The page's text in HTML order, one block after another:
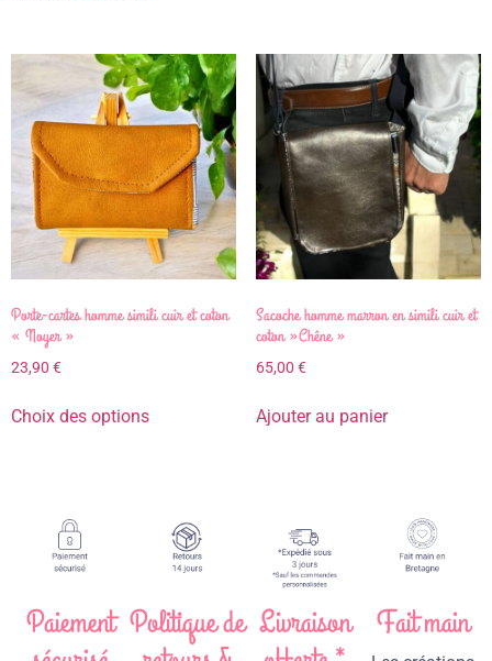
Porte-cartes homme simili cuir et coton
« Noyer »
23,90 €
Choix des options
Sacoche homme marron en simili cuir et
coton »Chêne »
65,00 €
Ajouter au panier
Paiement Politique de Livraison
Fait main